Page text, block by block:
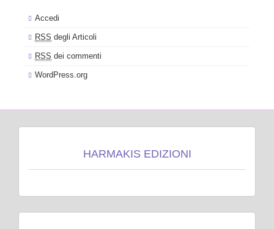
Accedi
RSS degli Articoli
RSS dei commenti
WordPress.org
HARMAKIS EDIZIONI